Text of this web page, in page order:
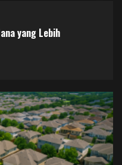
yang Lebih